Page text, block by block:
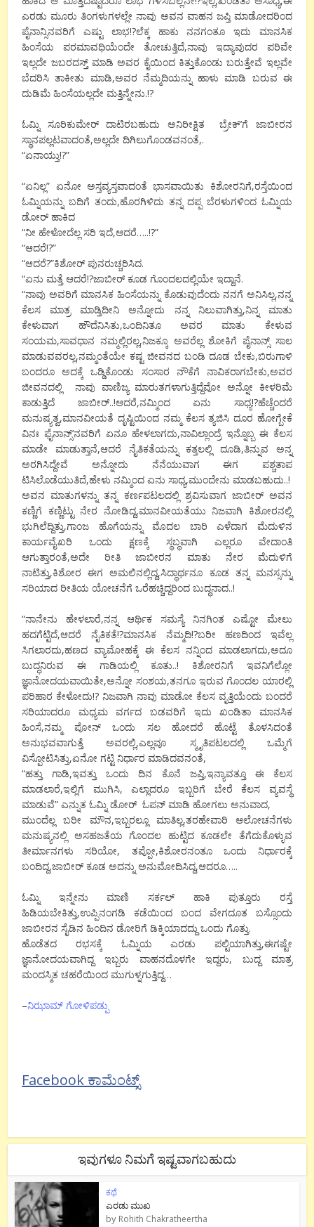
ಎರಡು ಮೂರು ತಿಂಗಳುಗಳಲ್ಲೇ ನಾವು ಅವನ ವಾಹನ ಜಪ್ತಿ ಮಾಡೋದರಿಂದ
ಪೈನಾನ್ಸಿನವರಿಗೆ ಎಷ್ಟು ಲಾಭ!?ಲೆಕ್ಕ ಹಾಕು ನನಗಂತೂ ಇದು ಮಾನಸಿಕ
ಹಿಂಸೆಯ ಪರಮಾವಧಿಯೆಂದೇ ತೋಚುತ್ತಿದೆ,ನಾವು ಇದ್ಯಾವುದರ ಪರಿವೇ
ಇಲ್ಲದೇ ಜಬರದಸ್ತ್ ಮಾಡಿ ಅವರ ಕೈಯಿಂದ ಕಿತ್ತುಕೊಂಡು ಬರುತ್ತೇವೆ ಇಲ್ಲವೇ
ಬೆದರಿಸಿ ತಾಕೀತು ಮಾಡಿ,ಅವರ ನೆಮ್ಮದಿಯನ್ನು ಹಾಳು ಮಾಡಿ ಬರುವ ಈ
ದುಡಿಮೆ ಹಿಂಸೆಯಲ್ಲದೇ ಮತ್ತಿನ್ನೇನು.!?
ಓಮ್ನಿ ಸೂರಿಕುಮೇರ್ ದಾಟಿರಬಹುದು ಅನಿರೀಕ್ಷಿತ ಬ್ರೇಕ್’ಗೆ ಜಾಬೀರನ
ಸ್ಥಾನಪಲ್ಲಟವಾದಂತೆ,ಅಲ್ಲದೇ ದಿಗಿಲುಗೊಂಡವನಂತೆ,.
“ಏನಾಯ್ತು!?”
“ಏನಿಲ್ಲ” ಏನೋ ಅಸ್ತವ್ಯಸ್ತವಾದಂತೆ ಭಾಸವಾಯಿತು ಕಿಶೋರನಿಗೆ,ರಸ್ತೆಯಿಂದ
ಓಮ್ನಿಯನ್ನು ಬದಿಗೆ ತಂದು,ಹೊರಗಿಳಿದು ತನ್ನ ದಪ್ಪ ಬೆರಳುಗಳಿಂದ ಓಮ್ನಿಯ
ಡೋರ್ ಹಾಕಿದ
“ನೀ ಹೇಳೋದೆಲ್ಲ ಸರಿ ಇದೆ,ಆದರೆ…..!?”
“ಆದರೆ!?”
“ಆದರೆ?”ಕಿಶೋರ್ ಪುನರುಚ್ಚರಿಸಿದ.
“ಏನು ಮತ್ತೆ ಆದರೆ!?ಜಾಬೀರ್ ಕೂಡ ಗೊಂದಲದಲ್ಲಿಯೇ ಇದ್ದಾನೆ.
“ನಾವು ಅವರಿಗೆ ಮಾನಸಿಕ ಹಿಂಸೆಯನ್ನು ಕೊಡುವುದೆಂದು ನನಗೆ ಅನಿಸಿಲ್ಲ,ನನ್ನ
ಕೆಲಸ ಮಾತ್ರ ಮಾಡ್ತಿದೀನಿ ಅನ್ನೋದು ನನ್ನ ನಿಲುವಾಗಿತ್ತು,ನಿನ್ನ ಮಾತು
ಕೇಳುವಾಗ ಹೌದೆನಿಸಿತು,ಒಂದಿನಿತೂ ಅವರ ಮಾತು ಕೇಳುವ
ಸಂಯಮ,ಸಾವಧಾನ ನಮ್ಮಲ್ಲಿರಲ್ಲ,ನಿಜಕ್ಕೂ ಅವರೆಲ್ಲ ಶೋಕಿಗೆ ಪೈನಾನ್ಸ್ ಸಾಲ
ಮಾಡುವವರಲ್ಲ,ನಮ್ಮಂತೆಯೇ ಕಷ್ಟ ಜೀವನದ ಬಂಡಿ ದೂಡ ಬೇಕು,ಬಿರುಗಾಳಿ
ಬಂದರೂ ಅದಕ್ಕೆ ಒಡ್ಡಿಕೊಂಡು ಸಂಸಾರ ನೌಕೆಗೆ ನಾವಿಕರಾಗಬೇಕು,ಅವರ
ಜೀವನದಲ್ಲಿ ನಾವು ವಾಣಿಜ್ಯ ಮಾರುತಗಳಾಗುತ್ತಿದ್ದೆವೋ ಅನ್ನೋ ಕೀಳರಿಮೆ
ಕಾಡುತ್ತಿದೆ ಜಾಬೀರ್..!ಆದರೆ,ನಮ್ಮಿಂದ ಏನು ಸಾಧ್ಯ!?ಹೆಚ್ಚೆಂದರೆ
ಮನುಷ್ಯತ್ವ,ಮಾನವೀಯತೆ ದೃಷ್ಟಿಯಿಂದ ನಮ್ಮ ಕೆಲಸ ತ್ಯಜಿಸಿ ದೂರ ಹೋಗ್ಬೇಕೆ
ವಿನಃ ಫೈನಾನ್ಸ್’ನವರಿಗೆ ಏನೂ ಹೇಳಲಾಗದು,ನಾವಿಲ್ಲಾಂದ್ರೆ ಇನ್ನೊಬ್ಬ ಈ ಕೆಲಸ
ಮಾಡೇ ಮಾಡುತ್ತಾನೆ,ಆದರೆ ನೈತಿಕತೆಯನ್ನು ಕತ್ತಲಲ್ಲಿ ದೂಡಿ,ತಿನ್ನುವ ಅನ್ನ
ಅರಗಿಸಿದ್ದೇವೆ ಅನ್ನೋದು ನೆನೆಯುವಾಗ ಈಗ ಪಶ್ಚತಾಪ
ಟಿಸಿಲೊಡೆಯುತಿದೆ,ಹೇಳು ನಮ್ಮಿಂದ ಏನು ಸಾಧ್ಯ,ಮುಂದೇನು ಮಾಡಬಹುದು..!
ಅವನ ಮಾತುಗಳನ್ನು ತನ್ನ ಕರ್ಣಪಟಲದಲ್ಲಿ ಶ್ರವಿಸುವಾಗ ಜಾಬೀರ್ ಅವನ
ಕಣ್ಣಿಗೆ ಕಣ್ಣಿಟ್ಟು ನೇರ ನೋಡಿದ್ದ,ಮಾನವೀಯತೆಯು ನಿಜವಾಗಿ ಕಿಶೋರನಲ್ಲಿ
ಭುಗಿಲೆದ್ದಿತ್ತು,ಗಾಂಜ ಹೊಗೆಯನ್ನು ಮೊದಲ ಬಾರಿ ಎಳೆದಾಗ ಮೆದುಳಿನ
ಕಾರ್ಯವೈಖರಿ ಒಂದು ಕ್ಷಣಕ್ಕೆ ಸ್ಥಬ್ಧವಾಗಿ ಎಲ್ಲರೂ ವೇದಾಂತಿ
ಆಗುತ್ತಾರಂತೆ,ಅದೇ ರೀತಿ ಜಾಬೀರನ ಮಾತು ನೇರ ಮೆದುಳಿಗೆ
ನಾಟಿತ್ತು,ಕಿಶೋರ ಈಗ ಅಮಲಿನಲ್ಲಿದ್ದ,ಸಿದ್ಧಾರ್ಥನೂ ಕೂಡ ತನ್ನ ಮನಸ್ಸನ್ನು
ಸರಿಯಾದ ರೀತಿಯ ಯೋಚನೆಗೆ ಒರೆಹಚ್ಚಿದ್ದರಿಂದ ಬುದ್ಧನಾದ..!
“ನಾನೇನು ಹೇಳಲಾರೆ,ನನ್ನ ಆರ್ಥಿಕ ಸಮಸ್ಯೆ ನಿನಗಿಂತ ಎಷ್ಟೋ ಮೇಲು
ಹದಗೆಟ್ಟಿದೆ,ಆದರೆ ನೈತಿಕತೆ!?ಮಾನಸಿಕ ನೆಮ್ಮದಿ!?ಬರೀ ಹಣದಿಂದ ಇವೆಲ್ಲ
ಸಿಗಲಾರದು,ಹಣದ ವ್ಯಾಮೋಹಕ್ಕೆ ಈ ಕೆಲಸ ನನ್ನಿಂದ ಮಾಡಲಾಗದು,ಅದೂ
ಬುದ್ಧನಿರುವ ಈ ಗಾಡಿಯಲ್ಲಿ ಕೂತು..! ಕಿಶೋರನಿಗೆ ಇವನಿಗೆಲ್ಲೋ
ಜ್ಞಾನೋದಯವಾಯಿತೇ,ಅನ್ನೋ ಸಂಶಯ,ತನಗೂ ಇರುವ ಗೊಂದಲ ಯಾರಲ್ಲಿ
ಪರಿಹಾರ ಕೇಳೋದು!? ನಿಜವಾಗಿ ನಾವು ಮಾಡೋ ಕೆಲಸ ವೃತ್ತಿಯೆಂದು ಬಂದರೆ
ಸರಿಯಾದರೂ ಮಧ್ಯಮ ವರ್ಗದ ಬಡವರಿಗೆ ಇದು ಖಂಡಿತಾ ಮಾನಸಿಕ
ಹಿಂಸೆ,ನಮ್ಮ ಪೋನ್ ಒಂದು ಸಲ ಹೋದರೆ ಹೊಟ್ಟೆ ತೊಳಸಿದಂತೆ
ಅನುಭವವಾಗುತ್ತೆ ಅವರಲ್ಲಿ,ಎಲ್ಲವೂ ಸ್ಮೃತಿಪಟಲದಲ್ಲಿ ಒಮ್ಮೆಗೆ
ವಿಸ್ಪೋಟಿಸಿತ್ತು,ಏನೋ ಗಟ್ಟಿ ನಿರ್ಧಾರ ಮಾಡಿದವನಂತೆ,
“ಹತ್ತು ಗಾಡಿ,ಇವತ್ತು ಒಂದು ದಿನ ಕೊನೆ ಜಪ್ತಿ,ಇನ್ಯಾವತ್ತೂ ಈ ಕೆಲಸ
ಮಾಡಲಾರೆ,ಇಲ್ಲಿಗೆ ಮುಗಿಸಿ, ಎಲ್ಲಾದರೂ ಇಬ್ಬರಿಗೆ ಬೇರೆ ಕೆಲಸ ವ್ಯವಸ್ಥೆ
ಮಾಡುವೆ” ಎನ್ನುತ ಓಮ್ನಿ ಡೋರ್ ಓಪನ್ ಮಾಡಿ ಹೋಗಲು ಅನುವಾದ,
ಮುಂದೆಲ್ಲ ಬರೀ ಮೌನ,ಇಬ್ಬರಲ್ಲೂ ಮಾತಿಲ್ಲ,ತರಹೇವಾರಿ ಆಲೋಚನೆಗಳು
ಮನುಷ್ಯನಲ್ಲಿ ಅಸಹಜತೆಯ ಗೊಂದಲ ಹುಟ್ಟಿದ ಕೂಡಲೇ ತೆಗೆದುಕೊಳ್ಳುವ
ತೀರ್ಮಾನಗಳು ಸರಿಯೋ, ತಪ್ಪೋ,ಕಿಶೋರನಂತೂ ಒಂದು ನಿರ್ಧಾರಕ್ಕೆ
ಬಂದಿದ್ದ,ಜಾಬೀರ್ ಕೂಡ ಅದನ್ನು ಅನುಮೋದಿಸಿದ್ದ,ಆದರೂ…..
ಓಮ್ನಿ ಇನ್ನೇನು ಮಾಣಿ ಸರ್ಕಲ್ ಹಾಕಿ ಪುತ್ತೂರು ರಸ್ತೆ
ಹಿಡಿಯಬೇಕಿತ್ತು,ಉಪ್ಪಿನಂಗಡಿ ಕಡೆಯಿಂದ ಬಂದ ವೇಗದೂತ ಬಸ್ಸೊಂದು
ಜಾಬೀರನ ಸೈಡಿನ ಹಿಂದಿನ ಡೋರಿಗೆ ಡಿಕ್ಕಿಯಾದದ್ದು ಒಂದು ಗೊತ್ತು.
ಹೊಡೆತದ ರಭಸಕ್ಕೆ ಓಮ್ನಿಯ ಎರಡು ಪಲ್ಟಿಯಾಗಿತ್ತು,ಈಗಷ್ಟೇ
ಜ್ಞಾನೋದಯವಾಗಿದ್ದ ಇಬ್ಬರು ವಾಹನದೊಳಗೇ ಇದ್ದರು, ಬುದ್ದ ಮಾತ್ರ
ಮಂದಸ್ಮಿತ ಚಹರೆಯಿಂದ ಮುಗುಳ್ನಗುತ್ತಿದ್ದ…
–ನಿಝಾಮ್ ಗೋಳಿಪಡ್ಪು
Facebook ಕಾಮೆಂಟ್ಸ್
ಇವುಗಳೂ ನಿಮಗೆ ಇಷ್ಟವಾಗಬಹುದು
ಕಥೆ
ಎರಡು ಮುಖ
by Rohith Chakratheertha